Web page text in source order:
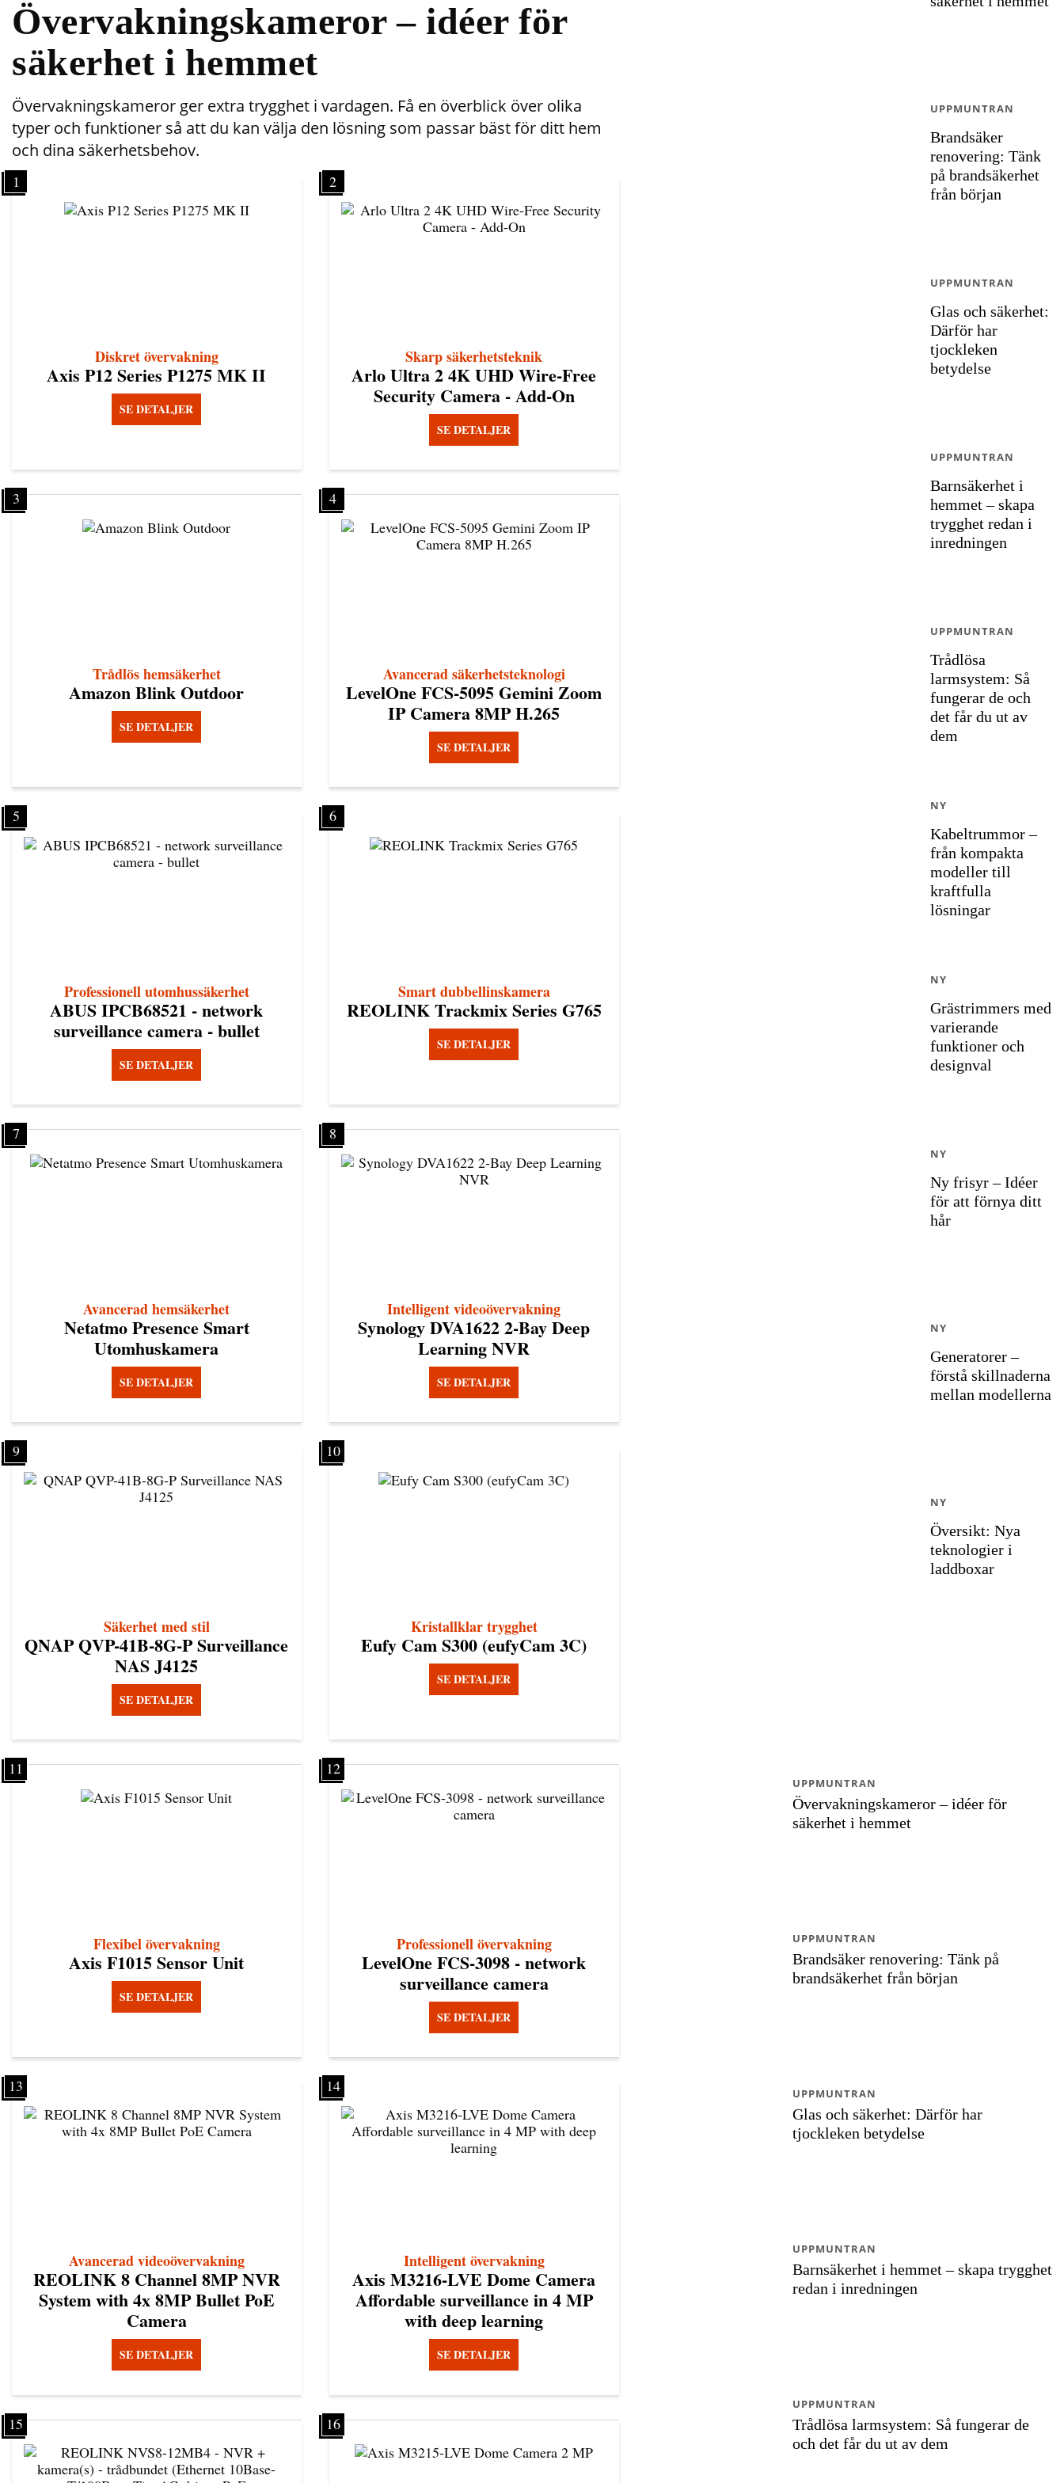
Övervakningskameror – idéer för
säkerhet i hemmet
Övervakningskameror ger extra trygghet i vardagen. Få en överblick över olika
typer och funktioner så att du kan välja den lösning som passar bäst för ditt hem
och dina säkerhetsbehov.
1
Diskret övervakning
Axis P12 Series P1275 MK II
SE DETALJER
2
Skarp säkerhetsteknik
Arlo Ultra 2 4K UHD Wire-Free
Security Camera - Add-On
SE DETALJER
3
Trådlös hemsäkerhet
Amazon Blink Outdoor
SE DETALJER
4
Avancerad säkerhetsteknologi
LevelOne FCS-5095 Gemini Zoom
IP Camera 8MP H.265
SE DETALJER
5
Professionell utomhussäkerhet
ABUS IPCB68521 - network
surveillance camera - bullet
SE DETALJER
6
Smart dubbellinskamera
REOLINK Trackmix Series G765
SE DETALJER
7
Avancerad hemsäkerhet
Netatmo Presence Smart
Utomhuskamera
SE DETALJER
8
Intelligent videoövervakning
Synology DVA1622 2-Bay Deep
Learning NVR
SE DETALJER
9
Säkerhet med stil
QNAP QVP-41B-8G-P Surveillance
NAS J4125
SE DETALJER
10
Kristallklar trygghet
Eufy Cam S300 (eufyCam 3C)
SE DETALJER
11
Flexibel övervakning
Axis F1015 Sensor Unit
SE DETALJER
12
Professionell övervakning
LevelOne FCS-3098 - network
surveillance camera
SE DETALJER
13
Avancerad videoövervakning
REOLINK 8 Channel 8MP NVR
System with 4x 8MP Bullet PoE
Camera
SE DETALJER
14
Intelligent övervakning
Axis M3216-LVE Dome Camera
Affordable surveillance in 4 MP
with deep learning
SE DETALJER
15 16
Brandsäker
renovering: Tänk
på brandsäkerhet
från början
UPPMUNTRAN
Glas och säkerhet:
Därför har
tjockleken
betydelse
UPPMUNTRAN
Barnsäkerhet i
hemmet – skapa
trygghet redan i
inredningen
UPPMUNTRAN
Trådlösa
larmsystem: Så
fungerar de och
det får du ut av
dem
UPPMUNTRAN
Kabeltrummor –
från kompakta
modeller till
kraftfulla
lösningar
NY
Grästrimmers med
varierande
funktioner och
designval
NY
Ny frisyr – Idéer
för att förnya ditt
hår
NY
Generatorer –
förstå skillnaderna
mellan modellerna
NY
Översikt: Nya
teknologier i
laddboxar
NY
Övervakningskameror – idéer för
säkerhet i hemmet
UPPMUNTRAN
Brandsäker renovering: Tänk på
brandsäkerhet från början
UPPMUNTRAN
Glas och säkerhet: Därför har
tjockleken betydelse
UPPMUNTRAN
Barnsäkerhet i hemmet – skapa trygghet
redan i inredningen
UPPMUNTRAN
Trådlösa larmsystem: Så fungerar de
och det får du ut av dem
UPPMUNTRAN